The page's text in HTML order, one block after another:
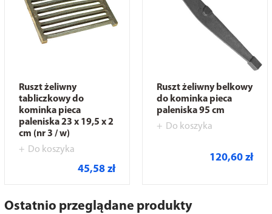
Ruszt żeliwny
tabliczkowy do
kominka pieca
paleniska 23 x 19,5 x 2
cm (nr 3 / w)
Do koszyka
45,58 zł
Ruszt żeliwny belkowy
do kominka pieca
paleniska 95 cm
Do koszyka
120,60 zł
Ostatnio przeglądane produkty